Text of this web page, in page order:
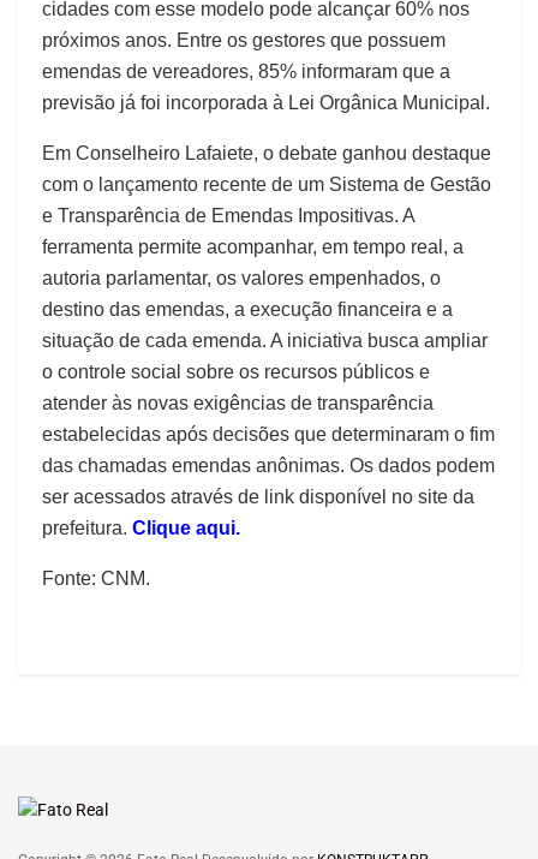
cidades com esse modelo pode alcançar 60% nos
próximos anos. Entre os gestores que possuem
emendas de vereadores, 85% informaram que a
previsão já foi incorporada à Lei Orgânica Municipal.
Em Conselheiro Lafaiete, o debate ganhou destaque
com o lançamento recente de um Sistema de Gestão
e Transparência de Emendas Impositivas. A
ferramenta permite acompanhar, em tempo real, a
autoria parlamentar, os valores empenhados, o
destino das emendas, a execução financeira e a
situação de cada emenda. A iniciativa busca ampliar
o controle social sobre os recursos públicos e
atender às novas exigências de transparência
estabelecidas após decisões que determinaram o fim
das chamadas emendas anônimas. Os dados podem
ser acessados através de link disponível no site da
prefeitura. Clique aqui.
Fonte: CNM.